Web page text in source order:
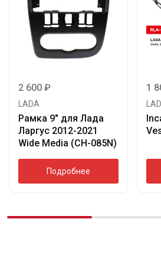
2 600 ₽
LADA
Рамка 9″ для Лада
Ларгус 2012-2021
Wide Media (CH-085N)
Подробнее
1